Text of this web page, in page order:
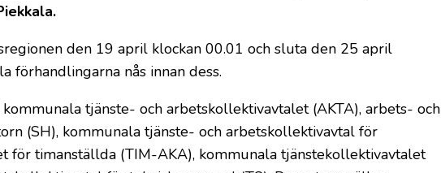
den 19 april klockan 00.01 och sluta den 25 april
förhandlingarna nås innan dess.
tjänste- och arbetskollektivavtalet (AKTA), arbets- och
(SH), kommunala tjänste- och arbetskollektivavtal för
för timanställda (TIM-AKA), kommunala tjänstekollektivavtalet